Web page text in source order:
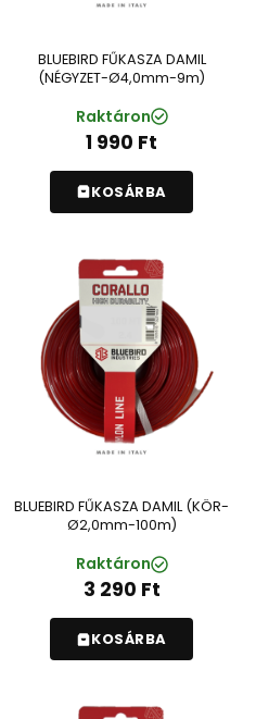
BLUEBIRD FŰKASZA DAMIL
(NÉGYZET-Ø4,0mm-9m)
Raktáron
1 990 Ft
KOSÁRBA
BLUEBIRD FŰKASZA DAMIL (KÖR-
Ø2,0mm-100m)
Raktáron
3 290 Ft
KOSÁRBA